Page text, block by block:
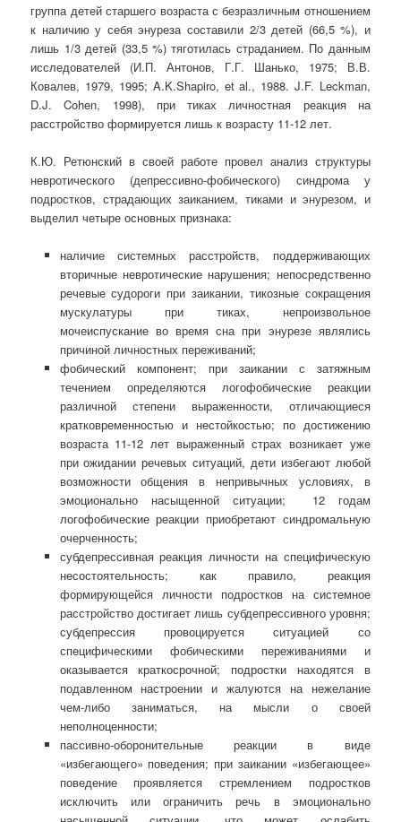
группа детей старшего возраста с безразличным отношением
к наличию у себя энуреза составили 2/3 детей (66,5 %), и
лишь 1/3 детей (33,5 %) тяготилась страданием. По данным
исследователей (И.П. Антонов, Г.Г. Шанько, 1975; В.В.
Ковалев, 1979, 1995; A.K.Shapiro, et al., 1988. J.F. Leckman,
D.J. Cohen, 1998), при тиках личностная реакция на
расстройство формируется лишь к возрасту 11-12 лет.
К.Ю. Ретюнский в своей работе провел анализ структуры
невротического (депрессивно-фобического) синдрома у
подростков, страдающих заиканием, тиками и энурезом, и
выделил четыре основных признака:
наличие системных расстройств, поддерживающих
вторичные невротические нарушения; непосредственно
речевые судороги при заикании, тикозные сокращения
мускулатуры при тиках, непроизвольное
мочеиспускание во время сна при энурезе являлись
причиной личностных переживаний;
фобический компонент; при заикании с затяжным
течением определяются логофобические реакции
различной степени выраженности, отличающиеся
кратковременностью и нестойкостью; по достижению
возраста 11-12 лет выраженный страх возникает уже
при ожидании речевых ситуаций, дети избегают любой
возможности общения в непривычных условиях, в
эмоционально насыщенной ситуации; 12 годам
логофобические реакции приобретают синдромальную
очерченность;
субдепрессивная реакция личности на специфическую
несостоятельность; как правило, реакция
формирующейся личности подростков на системное
расстройство достигает лишь субдепрессивного уровня;
субдепрессия провоцируется ситуацией со
специфическими фобическими переживаниями и
оказывается краткосрочной; подростки находятся в
подавленном настроении и жалуются на нежелание
чем-либо заниматься, на мысли о своей
неполноценности;
пассивно-оборонительные реакции в виде
«избегающего» поведения; при заикании «избегающее»
поведение проявляется стремлением подростков
исключить или ограничить речь в эмоционально